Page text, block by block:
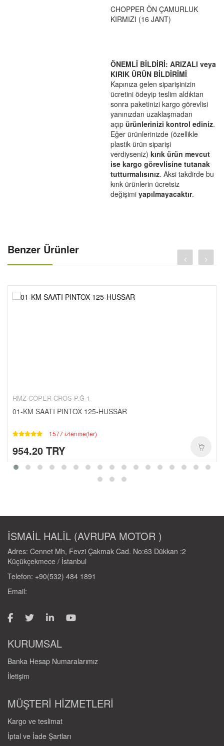
CHOPPER ÖN ÇAMURLUK
KIRMIZI (16 JANT)
ÖNEMLİ BİLDİRİ: ARIZALI veya
KIRIK ÜRÜN BİLDİRİMİ
Kapınıza gelen siparişinizin
ücretini ödeyip teslim aldıktan
sonra paketinizi kargo görevlisi
yanınızdan uzaklaşmadan
açıpürünlerinizi kontrol ediniz.
Eğer ürünlerinizde (özellikle
plastik ürün siparişi
verdiyseniz)kırık ürün mevcut
ise kargo görevlisine tutanak
tutturmalısınız. Aksi takdirde bu
kırık ürünlerin ücretsiz
değişimiyapılmayacaktır.
Benzer Ürünler
RMZ-COPER-CROS-P.Ğ-1-
01-KM SAATI PINTOX 125-HUSSAR
1577 izlenme(ler)
954.20 TRY
İSMAİL HALİL (AVRUPA MOTOR )
Adres: Cennet Mh, Fevzi Çakmak Cad. No:63 Dükkan :2
Küçükçekmece / İstanbul
Telefon: +90(532) 484 1891
Email:
KURUMSAL
Banka Hesap Numaralarımız
İletişim
MÜŞTERİ HİZMETLERİ
Kargo ve teslimat
İptal ve İade Şartları